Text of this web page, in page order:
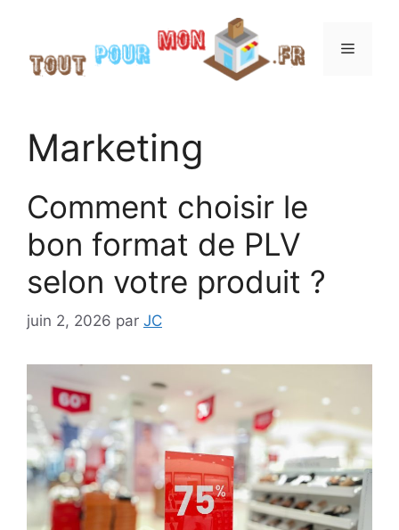
contenu
Menu
Marketing
Comment choisir le
bon format de PLV
selon votre produit ?
juin 2, 2026 par JC